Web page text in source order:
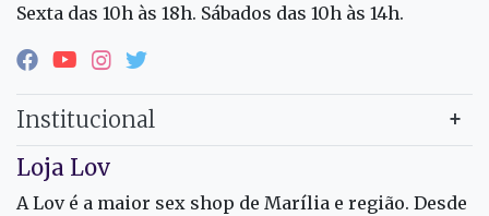
Sexta das 10h às 18h. Sábados das 10h às 14h.
Institucional
Loja Lov
A Lov é a maior sex shop de Marília e região. Desde